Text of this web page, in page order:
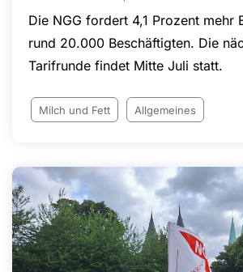
Die NGG fordert 4,1 Prozent mehr
rund 20.000 Beschäftigten. Die
Tarifrunde findet Mitte Juli statt.
Milch und Fett Allgemeines